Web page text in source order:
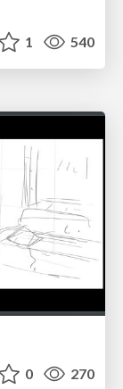
1 540
0 270